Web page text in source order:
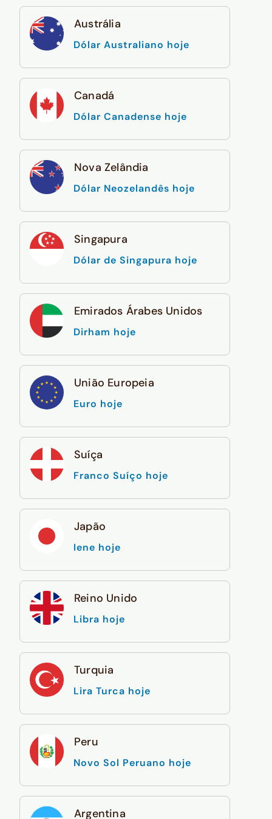
Austrália
Dólar Australiano hoje
Canadá
Dólar Canadense hoje
Nova Zelândia
Dólar Neozelandês hoje
Singapura
Dólar de Singapura hoje
Emirados Árabes Unidos
Dirham hoje
União Europeia
Euro hoje
Suíça
Franco Suíço hoje
Japão
Iene hoje
Reino Unido
Libra hoje
Turquia
Lira Turca hoje
Peru
Novo Sol Peruano hoje
Argentina